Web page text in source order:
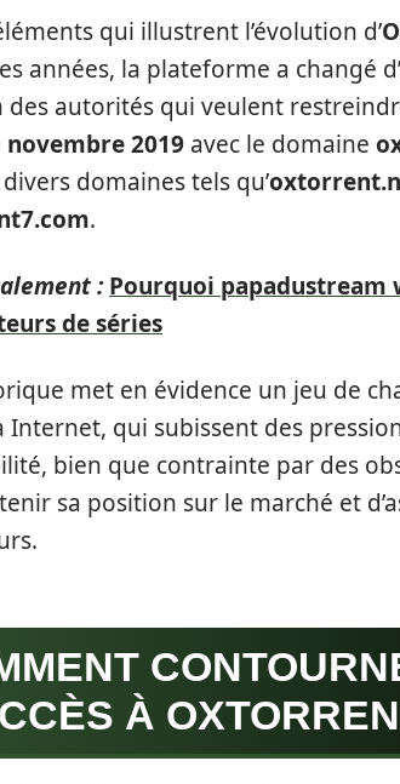
qui illustrent l’évolution d’
années, la plateforme a changé
des autorités qui veulent
novembre 2019 avec le domaine
domaines tels qu’
.
: Pourquoi papadustream
de séries
met en évidence un jeu de
Internet, qui subissent des
bien que contrainte par des
sa position sur le marché et
À